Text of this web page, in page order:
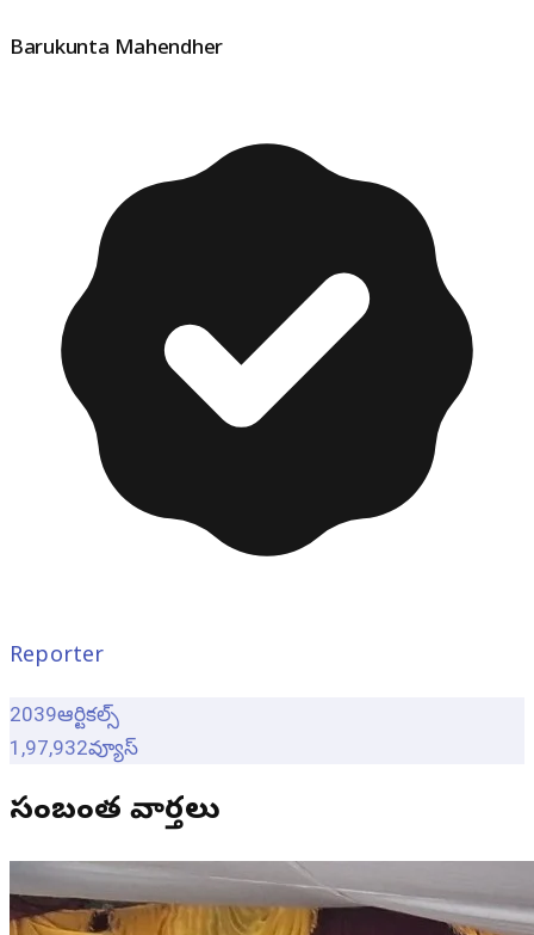
Barukunta Mahendher
Reporter
2039ఆర్టికల్స్
1,97,932వ్యూస్
సంబంధిత వార్తలు